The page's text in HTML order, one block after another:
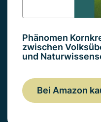
Phänomen
zwischen
und
Bei Amazon